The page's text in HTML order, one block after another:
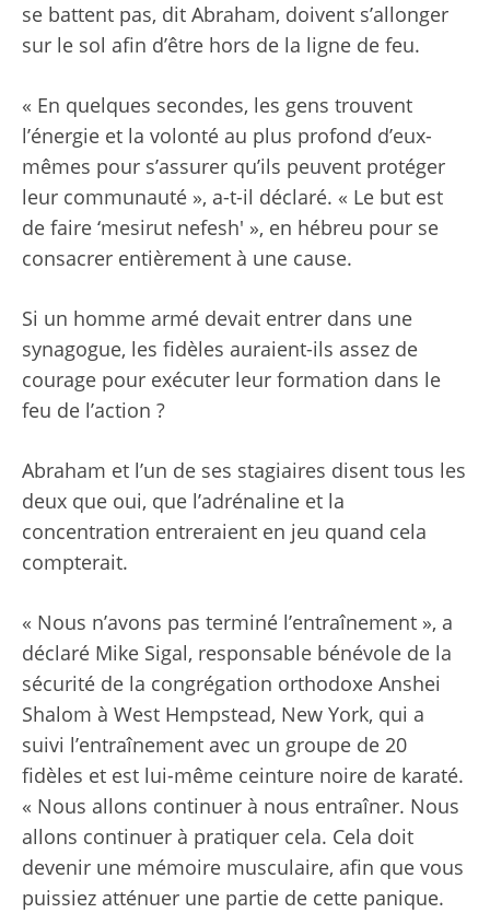
se battent pas, dit Abraham, doivent s’allonger
sur le sol afin d’être hors de la ligne de feu.
« En quelques secondes, les gens trouvent
l’énergie et la volonté au plus profond d’eux-
mêmes pour s’assurer qu’ils peuvent protéger
leur communauté », a-t-il déclaré. « Le but est
de faire ‘mesirut nefesh' », en hébreu pour se
consacrer entièrement à une cause.
Si un homme armé devait entrer dans une
synagogue, les fidèles auraient-ils assez de
courage pour exécuter leur formation dans le
feu de l’action ?
Abraham et l’un de ses stagiaires disent tous les
deux que oui, que l’adrénaline et la
concentration entreraient en jeu quand cela
compterait.
« Nous n’avons pas terminé l’entraînement », a
déclaré Mike Sigal, responsable bénévole de la
sécurité de la congrégation orthodoxe Anshei
Shalom à West Hempstead, New York, qui a
suivi l’entraînement avec un groupe de 20
fidèles et est lui-même ceinture noire de karaté.
« Nous allons continuer à nous entraîner. Nous
allons continuer à pratiquer cela. Cela doit
devenir une mémoire musculaire, afin que vous
puissiez atténuer une partie de cette panique.